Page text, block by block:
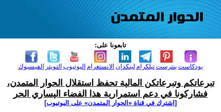
تابعونا على:
الفيسبوك التويتر اليوتيوب الانستغرام لينكدإن تيلكرامبنترست بودكاست
تبرعاتكم وتبرعاتكن المالية تحفظ استقلال الحوار المتمدن،
فشاركونا في دعم استمرارية هذا الفضاء اليساري الحر
[اشترك في قناة ‫«الحوار المتمدن» على اليوتيوب]